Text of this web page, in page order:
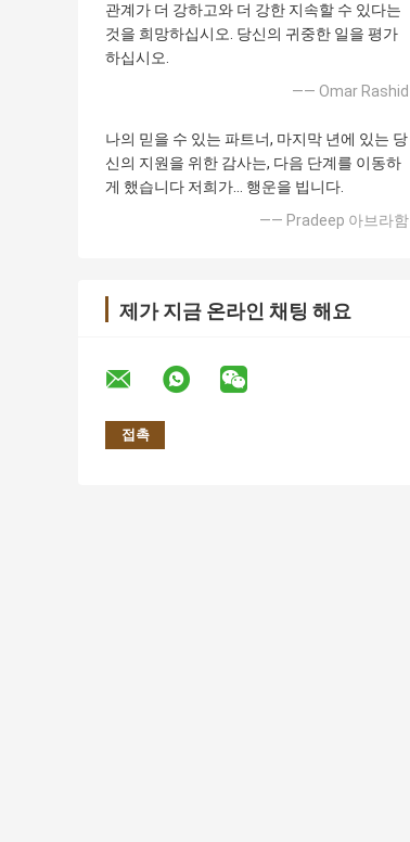
관계가 더 강하고와 더 강한 지속할 수 있다는
것을 희망하십시오. 당신의 귀중한 일을 평가
하십시오.
—— Omar Rashid
나의 믿을 수 있는 파트너, 마지막 년에 있는 당
신의 지원을 위한 감사는, 다음 단계를 이동하
게 했습니다 저희가… 행운을 빕니다.
—— Pradeep 아브라함
제가 지금 온라인 채팅 해요